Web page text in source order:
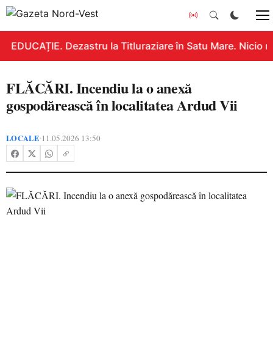
EDUCAȚIE. Dezastru la Titluraziare în Satu Mare. Nicio
FLĂCĂRI. Incendiu la o anexă
gospodărească în localitatea Ardud Vii
LOCALE•11.05.2026 13:50